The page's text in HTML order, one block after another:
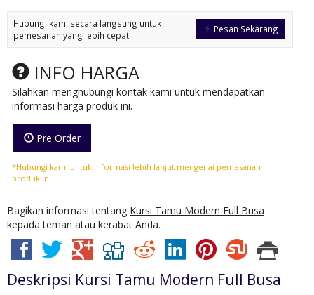
Pesan Sekarang
Hubungi kami secara langsung untuk
pemesanan yang lebih cepat!
INFO HARGA
Silahkan menghubungi kontak kami untuk mendapatkan
informasi harga produk ini.
Pre Order
*Hubungi kami untuk informasi lebih lanjut mengenai pemesanan
produk ini.
Bagikan informasi tentang Kursi Tamu Modern Full Busa
kepada teman atau kerabat Anda.
Deskripsi Kursi Tamu Modern Full Busa